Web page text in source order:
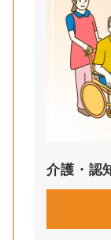
介護・認